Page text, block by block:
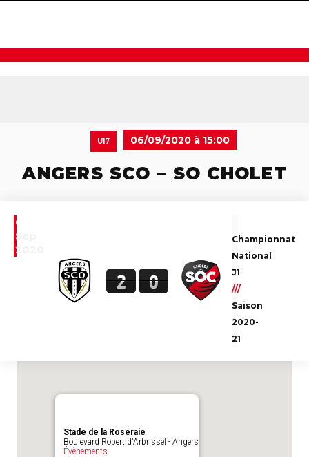
U17 06/09/2020 à 15:00
ANGERS SCO – SO CHOLET
6
Sep
2020
2 0
Championnat
National
J1
///
Saison
2020-
21
Stade de la
Stade de la Roseraie
Boulevard Robert d'Arbrissel - Angers
Évènements